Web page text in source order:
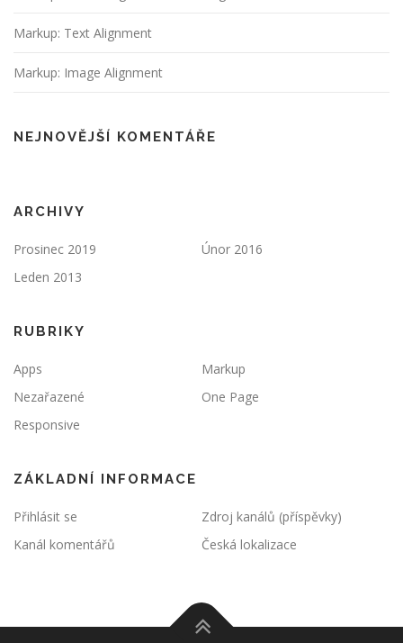
Markup: Text Alignment
Markup: Image Alignment
NEJNOVĚJŠÍ KOMENTÁŘE
ARCHIVY
Prosinec 2019
Únor 2016
Leden 2013
RUBRIKY
Apps
Markup
Nezařazené
One Page
Responsive
ZÁKLADNÍ INFORMACE
Přihlásit se
Zdroj kanálů (příspěvky)
Kanál komentářů
Česká lokalizace